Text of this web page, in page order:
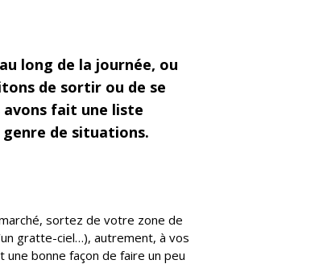
long de la journée, ou
de sortir ou de se
avons fait une liste
de situations.
sortez de votre zone de
gratte-ciel…), autrement, à vos
bonne façon de faire un peu